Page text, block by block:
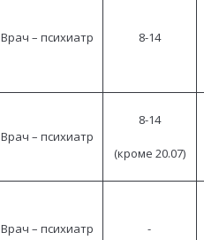
Врач – психиатр 8-14
Врач – психиатр
8-14
(кроме 20.07)
Врач – психиатр -